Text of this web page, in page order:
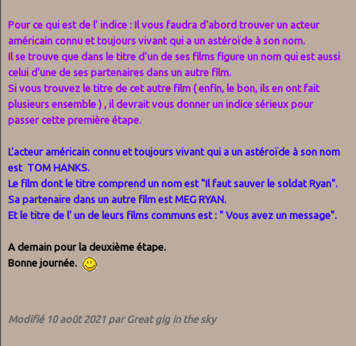
Pour ce qui est de l' indice : Il vous faudra d'abord trouver un acteur
américain connu et toujours vivant qui a un astéroïde à son nom.
Il se trouve que dans le titre d'un de ses films figure un nom qui est aussi
celui d'une de ses partenaires dans un autre film.
Si vous trouvez le titre de cet autre film ( enfin, le bon, ils en ont fait
plusieurs ensemble ) , il devrait vous donner un indice sérieux pour
passer cette première étape.
L'acteur américain connu et toujours vivant qui a un astéroïde à son nom
est TOM HANKS.
Le film dont le titre comprend un nom est "Il faut sauver le soldat Ryan".
Sa partenaire dans un autre film est MEG RYAN.
Et le titre de l' un de leurs films communs est : " Vous avez un message".
A demain pour la deuxième étape.
Bonne journée.
Modifié 10 août 2021par Great gig in the sky